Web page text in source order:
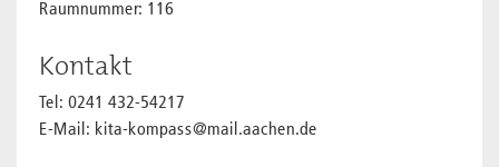
Raumnummer: 116
Kontakt
Tel: 0241 432-54217
E-Mail: kita-kompass@mail.aachen.de